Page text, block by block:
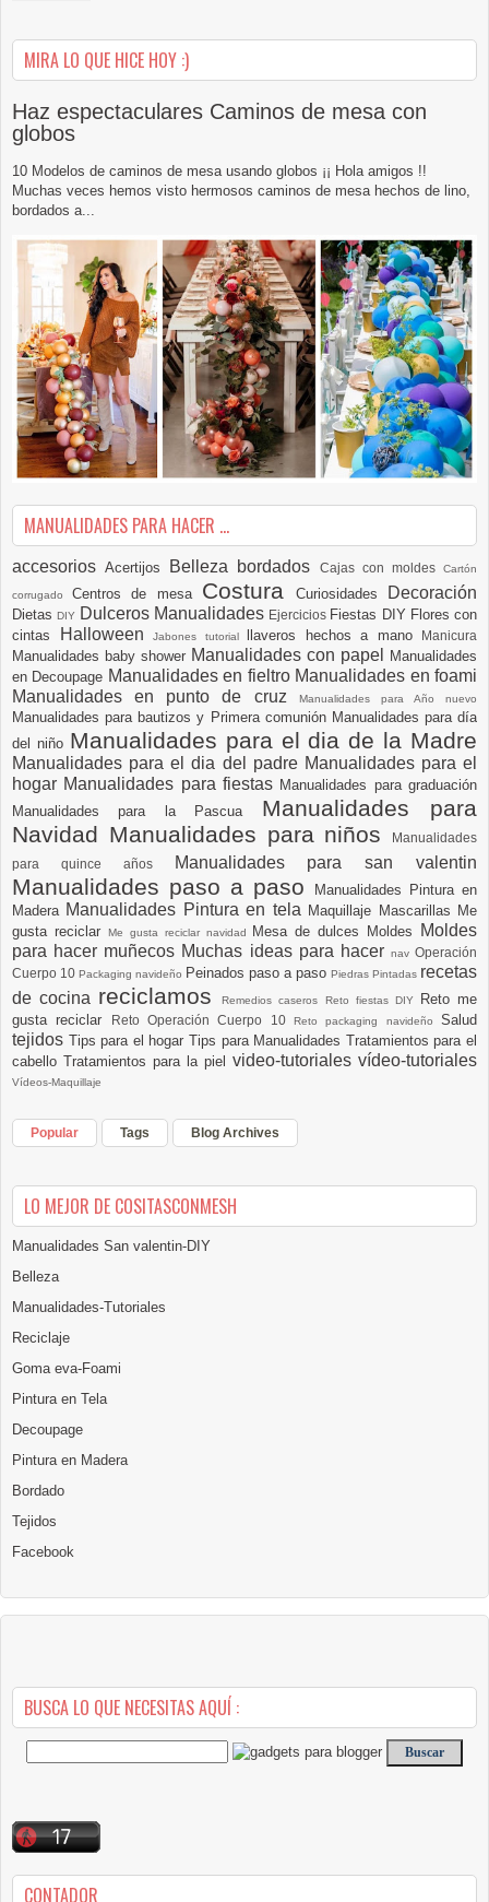
MIRA LO QUE HICE HOY :)
Haz espectaculares Caminos de mesa con
globos
10 Modelos de caminos de mesa usando globos ¡¡ Hola amigos !!
Muchas veces hemos visto hermosos caminos de mesa hechos de lino,
bordados a...
MANUALIDADES PARA HACER ...
accesoriosAcertijos Belleza bordados Cajas con moldesCartón
corrugadoCentros de mesa Costura Curiosidades Decoración
DietasDIY Dulceros Manualidades Ejercicios Fiestas DIY Flores con
cintas
Halloween Jabones tutorial llaveros hechos a mano Manicura
Manualidades baby shower Manualidades con papel
Manualidades
en Decoupage Manualidades en fieltro Manualidades en foami
Manualidades en punto de cruz
Manualidades para Año nuevo
Manualidades para bautizos y Primera comunión Manualidades para día
del niño Manualidades para el dia de la Madre
Manualidades para el dia del padre Manualidades para el
hogar Manualidades para fiestas Manualidades para graduación
Manualidades para la Pascua Manualidades para
Navidad Manualidades para niños
Manualidades
para quince años
Manualidades para san valentin
Manualidades paso a paso
Manualidades Pintura en
Madera Manualidades Pintura en tela Maquillaje Mascarillas Me
gusta reciclar
Me gusta reciclar navidad Mesa de dulces Moldes
Moldes
para hacer muñecos Muchas ideas para hacer nav Operación
Cuerpo 10 Packaging navideño Peinados paso a paso Piedras Pintadas recetas
de cocina reciclamosRemedios caseros Reto fiestas DIY
Reto me
gusta reciclar
Reto Operación Cuerpo 10Reto packaging navideñoSalud
tejidos Tips para el hogarTips para Manualidades Tratamientos para el
cabello Tratamientos para la piel video-tutoriales vídeo-tutoriales
Vídeos-Maquillaje
Popular Tags Blog Archives
LO MEJOR DE COSITASCONMESH
Manualidades San valentin-DIY
Belleza
Manualidades-Tutoriales
Reciclaje
Goma eva-Foami
Pintura en Tela
Decoupage
Pintura en Madera
Bordado
Tejidos
Facebook
BUSCA LO QUE NECESITAS AQUÍ :
CONTADOR